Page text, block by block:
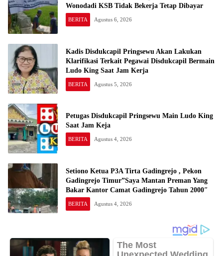
Wonodadi KSB Tidak Bekerja Tetap Dibayar
BERITA Agustus 6, 2026
Kadis Disdukcapil Pringsewu Akan Lakukan
Klarifikasi Terkait Pegawai Disdukcapil Bermain
Ludo King Saat Jam Kerja
BERITA Agustus 5, 2026
Petugas Disdukcapil Pringsewu Main Ludo King
Saat Jam Keja
BERITA Agustus 4, 2026
Setiono Ketua P3A Tirta Gadingrejo , Pekon
Gadingrejo Timur”Saya Mantan Preman Yang
Bakar Kantor Camat Gadingrejo Tahun 2000″
BERITA Agustus 4, 2026